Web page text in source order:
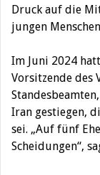
Druck auf die
jungen
Im Juni 2024
Vorsitzende des
Iran gestiegen,
sei. „Auf fünf
Scheidungen“,